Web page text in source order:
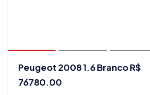
Peugeot 2008 1.6 Branco R$
76780.00